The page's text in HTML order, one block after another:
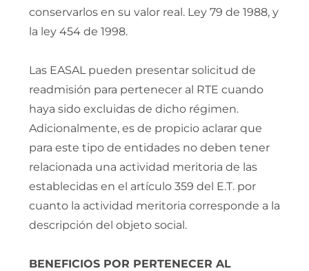
conservarlos en su valor real. Ley 79 de 1988, y
la ley 454 de 1998.
Las EASAL pueden presentar solicitud de
readmisión para pertenecer al RTE cuando
haya sido excluidas de dicho régimen.
Adicionalmente, es de propicio aclarar que
para este tipo de entidades no deben tener
relacionada una actividad meritoria de las
establecidas en el artículo 359 del E.T. por
cuanto la actividad meritoria corresponde a la
descripción del objeto social.
BENEFICIOS POR PERTENECER AL